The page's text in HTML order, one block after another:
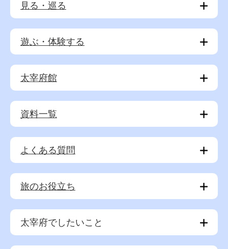
見る・巡る
遊ぶ・体験する
太宰府館
資料一覧
よくある質問
旅のお役立ち
太宰府でしたいこと